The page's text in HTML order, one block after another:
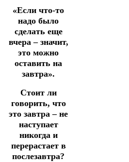
«Если что-то
надо было
сделать еще
вчера – значит,
это можно
оставить на
завтра».
Стоит ли
говорить, что
это завтра – не
наступает
никогда и
перерастает в
послезавтра?